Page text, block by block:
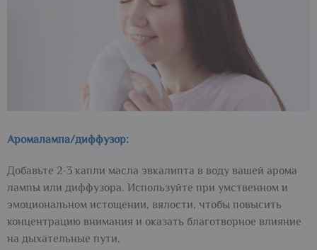
Аромалампа/диффузор:
Добавьте 2-3 капли масла эвкалипта в воду вашей арома
лампы или диффузора. Используйте при умственном и
эмоциональном истощении, вялости, чтобы повысить
концентрацию внимания и оказать благотворное влияние
на дыхательные пути.